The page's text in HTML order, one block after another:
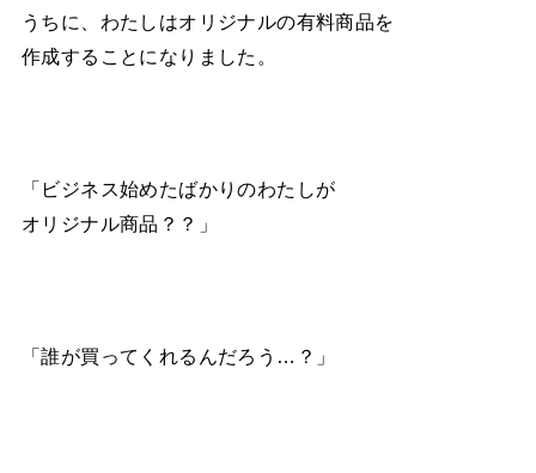
うちに、わたしはオリジナルの有料商品を
作成することになりました。
「ビジネス始めたばかりのわたしが
オリジナル商品？？」
「誰が買ってくれるんだろう…？」